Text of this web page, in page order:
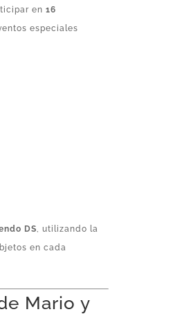
en16
especiales
DS
, utilizando la
en cada
Mario y